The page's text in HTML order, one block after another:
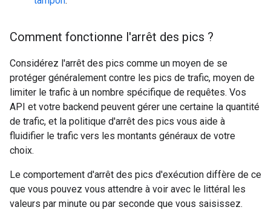
Comment fonctionne l'arrêt des pics ?
Considérez l'arrêt des pics comme un moyen de se
protéger généralement contre les pics de trafic, moyen de
limiter le trafic à un nombre spécifique de requêtes. Vos
API et votre backend peuvent gérer une certaine la quantité
de trafic, et la politique d'arrêt des pics vous aide à
fluidifier le trafic vers les montants généraux de votre
choix.
Le comportement d'arrêt des pics d'exécution diffère de ce
que vous pouvez vous attendre à voir avec le littéral les
valeurs par minute ou par seconde que vous saisissez.